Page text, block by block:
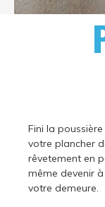
Fini la
votre plancher
rêvetement en
même devenir
votre demeure.